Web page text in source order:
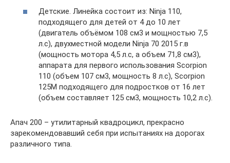
Детские. Линейка состоит из: Ninja 110,
подходящего для детей от 4 до 10 лет
(двигатель объёмом 108 см3 и мощностью 7,5
л.с), двухместной модели Ninja 70 2015 г.в
(мощность мотора 4,5 л.с, а объем 71,8 см3),
аппарата для первого использования Scorpion
110 (объем 107 см3, мощность 8 л.с), Scorpion
125M подходящего для подростков от 16 лет
(объем составляет 125 см3, мощность 10,2 л.с).
Апач 200 – утилитарный квадроцикл, прекрасно
зарекомендовавший себя при испытаниях на дорогах
различного типа.